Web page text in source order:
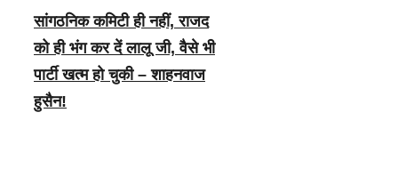
सांगठनिक कमिटी ही नहीं, राजद
को ही भंग कर दें लालू जी, वैसे भी
पार्टी खत्म हो चुकी – शाहनवाज
हुसैन!